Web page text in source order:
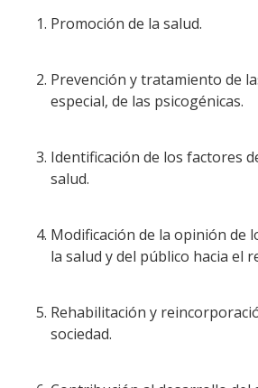
Promoción de la salud.
Prevención y tratamiento de
especial, de las psicogénicas.
Identificación de los factores
salud.
Modificación de la opinión de
la salud y del público hacia el
Rehabilitación y
sociedad.